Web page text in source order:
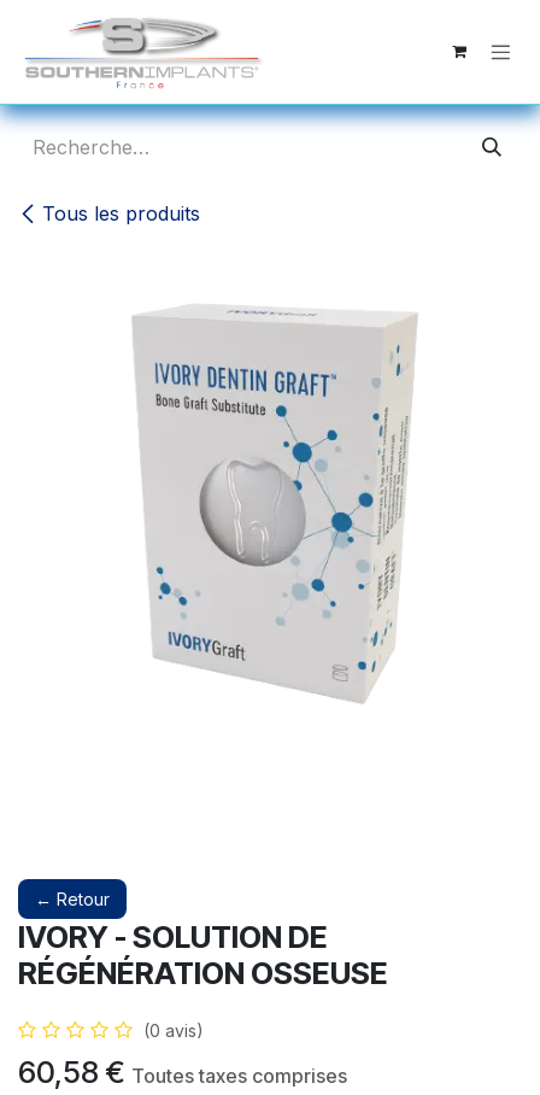
Se rendre au contenu
Tous les produits
← Retour
IVORY - SOLUTION DE
RÉGÉNÉRATION OSSEUSE
(0 avis)
60,58 € Toutes taxes comprises